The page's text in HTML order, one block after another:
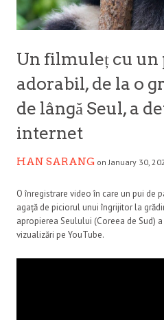
Un filmuleț cu un
adorabil, de la o
de lângă Seul, a
internet
HAN SARANG on January 30,
O înregistrare video în care un pui de
agață de piciorul unui îngrijitor la
apropierea Seulului (Coreea de Sud)
vizualizări pe YouTube.